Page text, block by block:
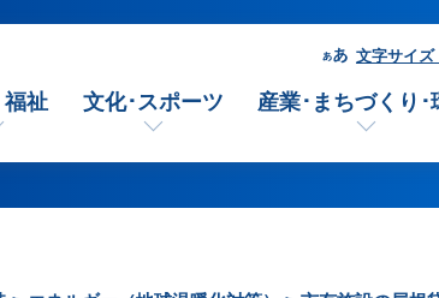
文字サイズ
福祉 文化･スポーツ 産業･まちづくり･